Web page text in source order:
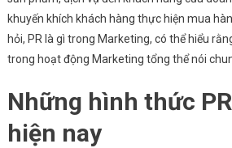
khuyến khích khách hàng thực hiện mua
hỏi, PR là gì trong Marketing, có thể hiểu
trong hoạt động Marketing tổng thể nói
Những hình thức
hiện nay